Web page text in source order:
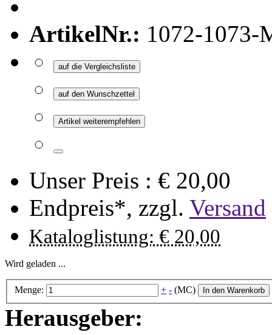
ArtikelNr.: 1072-1073-
auf die Vergleichsliste
auf den Wunschzettel
Artikel weiterempfehlen
Unser Preis : € 20,00
Endpreis*, zzgl. Versand
Kataloglistung: € 20,00
Wird geladen ...
Menge: + - (MC) In den Warenkorb
Herausgeber: